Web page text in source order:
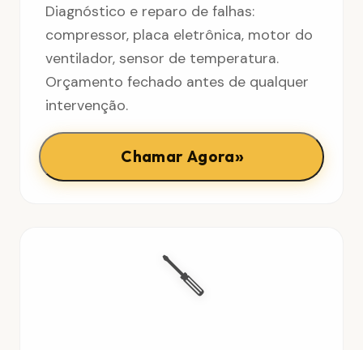
Diagnóstico e reparo de falhas:
compressor, placa eletrônica, motor do
ventilador, sensor de temperatura.
Orçamento fechado antes de qualquer
intervenção.
Chamar Agora»
🪛